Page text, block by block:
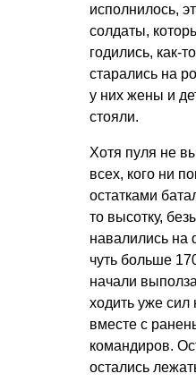
исполнилось,
солдаты,
годились, как-
старались на
у них жены и
стояли.
Хотя пуля не
всех, кого ни
остатками
то высотку,
навалились на
чуть больше
начали
ходить уже сил
вместе с
командиров.
остались